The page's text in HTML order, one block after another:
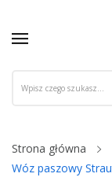
Strona główna
Wóz paszowy